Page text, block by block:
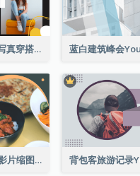
黄色和白色时尚女孩写真穿搭展示Youtube影片缩图
韩国菜食谱Youtube影片缩图